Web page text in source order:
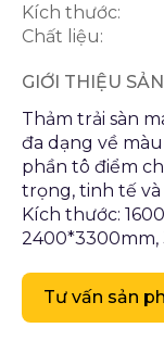
Kích thước:
Chất liệu:
GIỚI THIỆU
Thảm trải sàn
đa dạng về
phần tô điểm
trọng, tinh tế
Kích thước:
Tư vấn sản